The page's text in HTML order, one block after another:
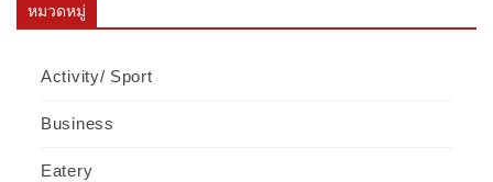
หมวดหมู่
Activity/ Sport
Business
Eatery